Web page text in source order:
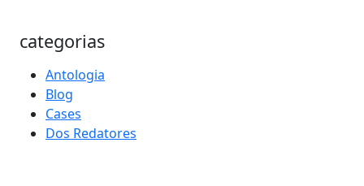
categorias
Antologia
Blog
Cases
Dos Redatores